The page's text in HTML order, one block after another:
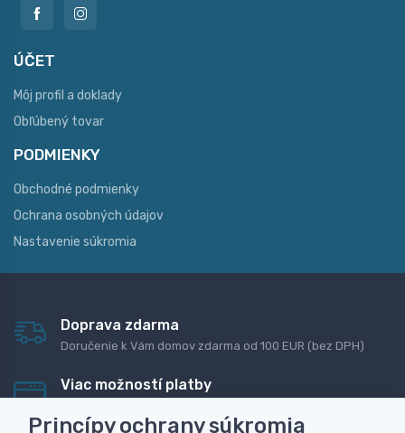
ÚČET
Môj profil a doklady
Obľúbený tovar
PODMIENKY
Obchodné podmienky
Ochrana osobných údajov
Nastavenie súkromia
Doprava zdarma
Doručenie k Vám domov zdarma od 100 EUR (bez DPH)
Viac možností platby
dobierku
Princípy ochrany súkromia